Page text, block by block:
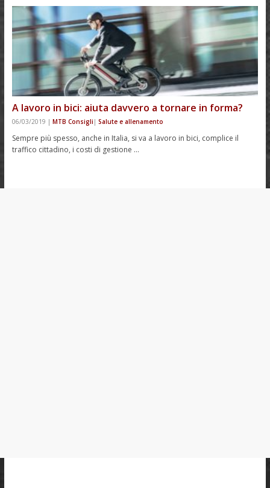
A lavoro in bici: aiuta davvero a tornare in forma?
06/03/2019 | MTB Consigli | Salute e allenamento
Sempre più spesso, anche in Italia, si va a lavoro in bici, complice il
traffico cittadino, i costi di gestione …